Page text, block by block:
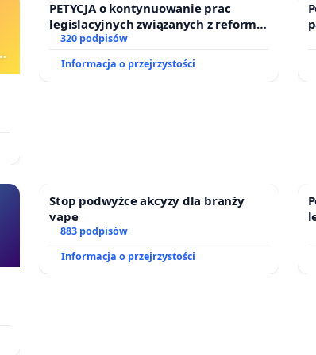
PETYCJA o kontynuowanie prac
legislacyjnych związanych z reformą
prawa rodzinnego
320 podpisów
Informacja o przejrzystości
Stop podwyżce akcyzy dla branży
vape
883 podpisów
Informacja o przejrzystości